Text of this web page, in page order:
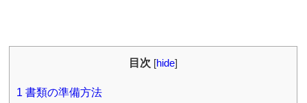
目次 [hide]
1 書類の準備方法